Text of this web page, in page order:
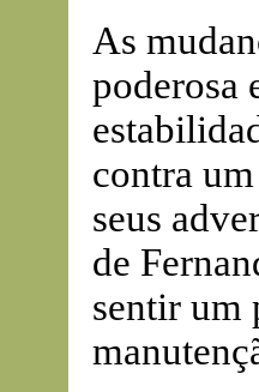
As
poderosa
contra
seus
de
sentir um